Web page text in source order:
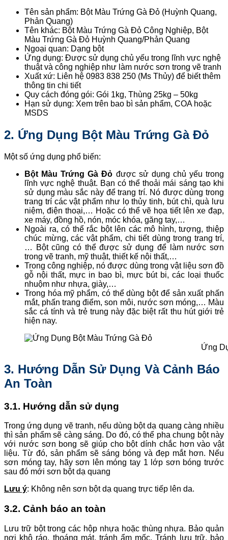
Tên sản phẩm: Bột Màu Trứng Gà Đỏ (Huỳnh Quang,
Phản Quang)
Tên khác: Bột Màu Trứng Gà Đỏ Công Nghiệp, Bột
Màu Trứng Gà Đỏ Huỳnh Quang/Phản Quang
Ngoại quan: Dạng bột
Ứng dụng: Được sử dụng chủ yếu trong lĩnh vực nghệ
thuật và công nghiệp như làm nước sơn trong vẽ tranh
Xuất xứ: Liên hệ 0983 838 250 (Ms Thủy) để biết thêm
thông tin chi tiết
Quy cách đóng gói: Gói 1kg, Thùng 25kg – 50kg
Hạn sử dụng: Xem trên bao bì sản phẩm, COA hoặc
MSDS
2. Ứng Dụng Bột Màu Trứng Gà Đỏ
Một số ứng dụng phổ biến:
Bột Màu Trứng Gà Đỏ được sử dụng chủ yếu trong
lĩnh vực nghệ thuật. Bạn có thể thoải mái sáng tạo khi
sử dụng màu sắc này để trang trí. Nó được dùng trong
trang trí các vật phẩm như lọ thủy tinh, bút chì, quà lưu
niệm, điện thoại,… Hoặc có thể vẽ họa tiết lên xe đạp,
xe máy, đồng hồ, nón, móc khóa, găng tay,…
Ngoài ra, có thể rắc bột lên các mô hình, tượng, thiệp
chúc mừng, các vật phẩm, chi tiết dùng trong trang trí,
… Bột cũng có thể được sử dụng để làm nước sơn
trong vẽ tranh, mỹ thuật, thiết kế nội thất,…
Trong công nghiệp, nó được dùng trong vật liệu sơn đồ
gỗ nội thất, mực in bao bì, mực bút bi, các loại thuốc
nhuộm như nhựa, giày,…
Trong hóa mỹ phẩm, có thể dùng bột để sản xuất phấn
mắt, phấn trang điểm, son môi, nước sơn móng,… Màu
sắc cá tính và trẻ trung này đặc biệt rất thu hút giới trẻ
hiện nay.
Ứng
3. Hướng Dẫn Sử Dụng Và Cảnh Báo
An Toàn
3.1. Hướng dẫn sử dụng
Trong ứng dụng vẽ tranh, nếu dùng bột dạ quang càng nhiều
thì sản phẩm sẽ càng sáng. Do đó, có thể pha chung bột này
với nước sơn bong sẽ giúp cho bột dính chắc hơn vào vật
liệu. Từ đó, sản phẩm sẽ sáng bóng và đẹp mắt hơn. Nếu
sơn móng tay, hãy sơn lên móng tay 1 lớp sơn bóng trước
sau đó mới sơn bột dạ quang
Lưu ý: Không nên sơn bột dạ quang trực tiếp lên da.
3.2. Cảnh báo an toàn
Lưu trữ bột trong các hộp nhựa hoặc thùng nhựa. Bảo quản
nơi khô ráo, thoáng mát, tránh ẩm mốc. Tránh lưu trữ, bảo